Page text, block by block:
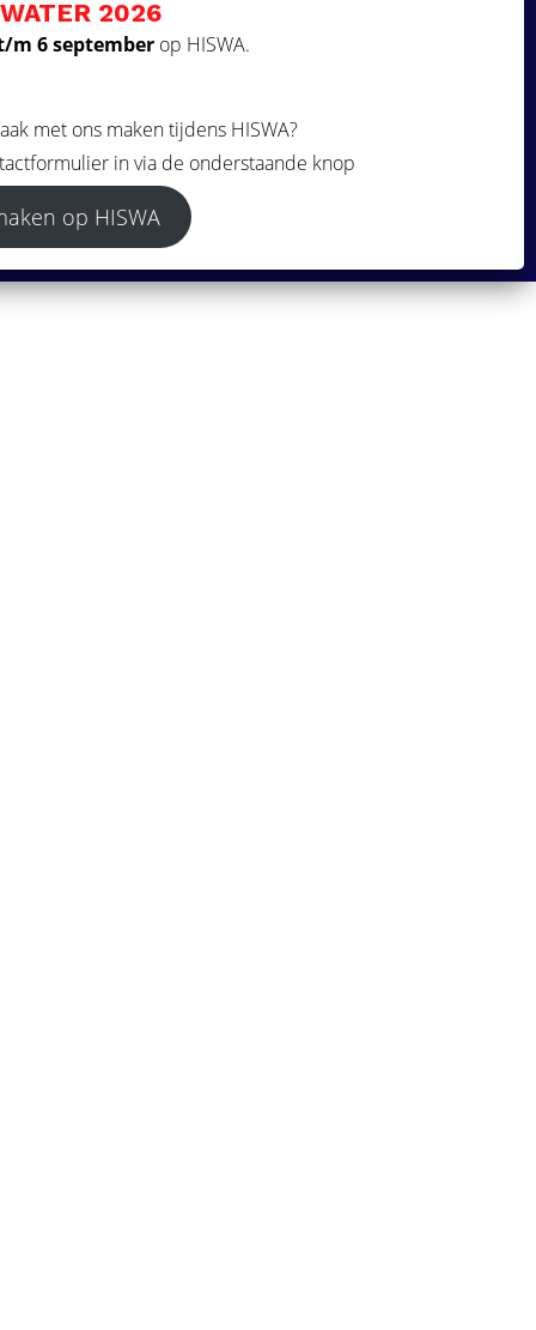
Volg ons
© | Website ontwikkeling door
2026
m 6 september op HISWA.
met ons maken tijdens HISWA?
in via de onderstaande knop
op HISWA